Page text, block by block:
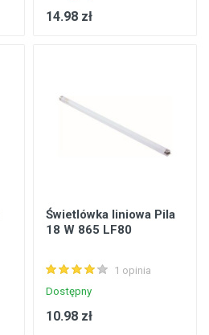
14.98 zł
Świetlówka liniowa Pila
18 W 865 LF80
1 opinia
Dostępny
10.98 zł